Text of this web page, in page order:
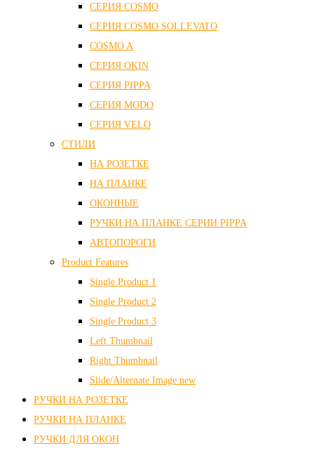
СЕРИЯ COSMO
СЕРИЯ COSMO SOLLEVATO
COSMO A
СЕРИЯ OKIN
СЕРИЯ PIPPA
СЕРИЯ MODO
СЕРИЯ VELO
СТИЛИ
НА РОЗЕТКЕ
НА ПЛАНКЕ
ОКОННЫЕ
РУЧКИ НА ПЛАНКЕ СЕРИИ PIPPA
АВТОПОРОГИ
Product Features
Single Product 1
Single Product 2
Single Product 3
Left Thumbnail
Right Thumbnail
Slide/Alternate Image new
РУЧКИ НА РОЗЕТКЕ
РУЧКИ НА ПЛАНКЕ
РУЧКИ ДЛЯ ОКОН